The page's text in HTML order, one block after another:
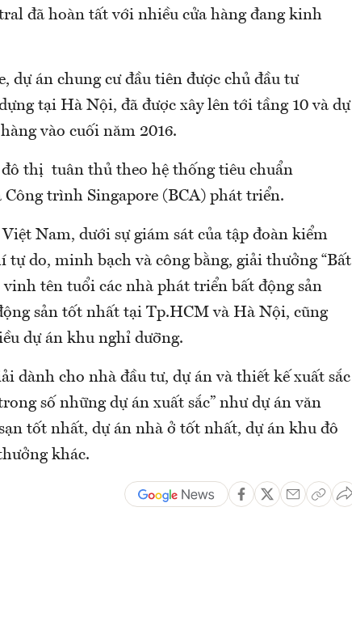
đã hoàn tất với nhiều cửa hàng đang kinh
dự án chung cư đầu tiên được chủ đầu tư
tại Hà Nội, đã được xây lên tới tầng 10 và dự
vào cuối năm 2016.
thị tuân thủ theo hệ thống tiêu chuẩn
Công trình Singapore (BCA) phát triển.
Nam, dưới sự giám sát của tập đoàn kiểm
tự do, minh bạch và công bằng, giải thưởng “Bất
vinh tên tuổi các nhà phát triển bất động sản
sản tốt nhất tại Tp.HCM và Hà Nội, cũng
dự án khu nghỉ dưỡng.
dành cho nhà đầu tư, dự án và thiết kế xuất sắc
số những dự án xuất sắc” như dự án văn
tốt nhất, dự án nhà ở tốt nhất, dự án khu đô
khác.